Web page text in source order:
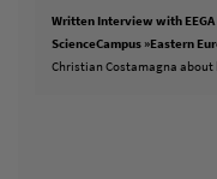
Written Interview with
ScienceCampus »Eastern
Christian Costamagna about